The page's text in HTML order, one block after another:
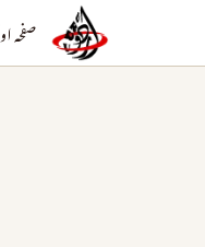
صفحہ